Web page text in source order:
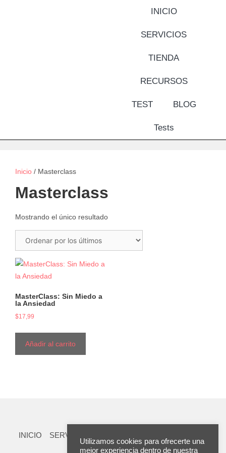
INICIO
SERVICIOS
TIENDA
RECURSOS
TEST BLOG
Tests
Inicio / Masterclass
Masterclass
Mostrando el único resultado
MasterClass: Sin Miedo a
la Ansiedad
$17,99
Añadir al carrito
INICIO SERVICIOS
BLOG
TESTS
Utilizamos cookies para ofrecerte una
mejor experiencia dentro de nuestra